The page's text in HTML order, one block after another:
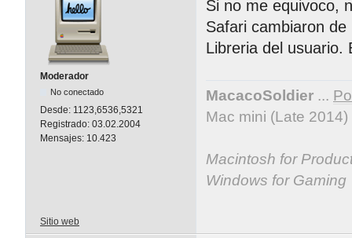
Moderador
No conectado
Desde: 1123,6536,5321
Registrado: 03.02.2004
Mensajes: 10.423
Si no me equivoco,
Safari cambiaron
Libreria del usuario.
MacacoSoldier ...
Mac mini (Late
Macintosh for
Windows for Gaming
Sitio web